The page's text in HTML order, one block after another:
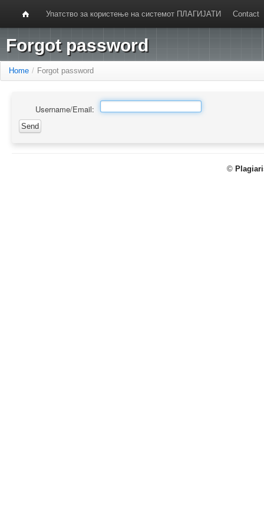
Упатство за користење на системот ПЛАГИЈАТИ Contact
Forgot password
Home / Forgot password
Username/Email:
©